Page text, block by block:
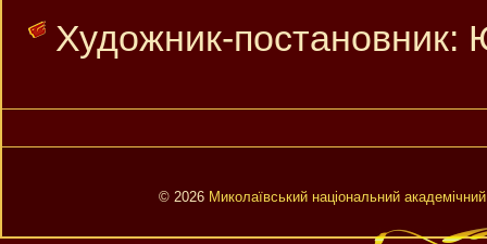
Художник-постановник:
© 2026 Миколаївський національний